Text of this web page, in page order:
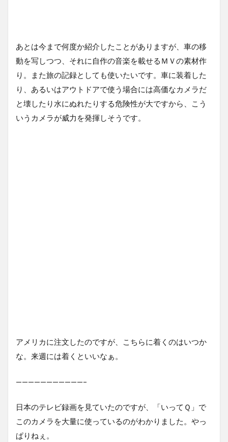
あとは今まで何度か紹介したことがありますが、車の移
動を写しつつ、それに自作の音楽を載せるＭＶの素材作
り。また旅の記録としても使いたいです。車に装着した
り、あるいはアウトドアで使う場合には高価なカメラだ
と壊したり水にぬれたりする危険性が大ですから、こう
いうカメラが威力を発揮しそうです。
アメリカに注文したのですが、こちらに着くのはいつか
な。来週には着くといいなぁ。
———————————–
日本のテレビ録画を見ていたのですが、「いってＱ」で
このカメラを大量に使っているのがわかりました。やっ
ぱりねぇ。